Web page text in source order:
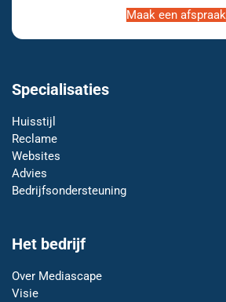
Maak een afspraak
Specialisaties
Huisstijl
Reclame
Websites
Advies
Bedrijfsondersteuning
Het bedrijf
Over Mediascape
Visie